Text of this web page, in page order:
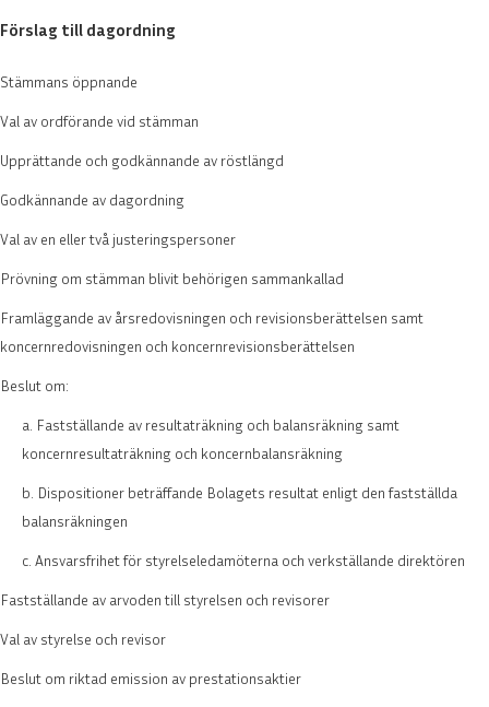
Förslag till dagordning
Stämmans öppnande
Val av ordförande vid stämman
Upprättande och godkännande av röstlängd
Godkännande av dagordning
Val av en eller två justeringspersoner
Prövning om stämman blivit behörigen sammankallad
Framläggande av årsredovisningen och revisionsberättelsen samt
koncernredovisningen och koncernrevisionsberättelsen
Beslut om:
Fastställande av resultaträkning och balansräkning samt
koncernresultaträkning och koncernbalansräkning
Dispositioner beträffande Bolagets resultat enligt den fastställda
balansräkningen
Ansvarsfrihet för styrelseledamöterna och verkställande direktören
Fastställande av arvoden till styrelsen och revisorer
Val av styrelse och revisor
Beslut om riktad emission av prestationsaktier